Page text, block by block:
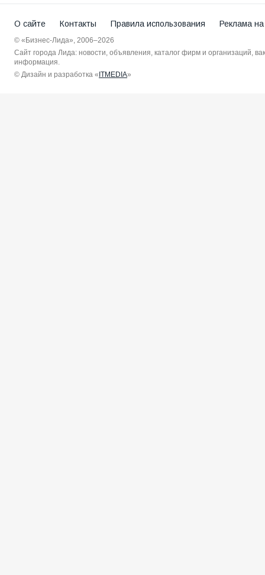
О сайте Контакты Правила использования Реклама
© «Бизнес-Лида», 2006–2026
Сайт города Лида: новости, объявления, каталог фирм и организаций,
информация.
© Дизайн и разработка « ITMEDIA»